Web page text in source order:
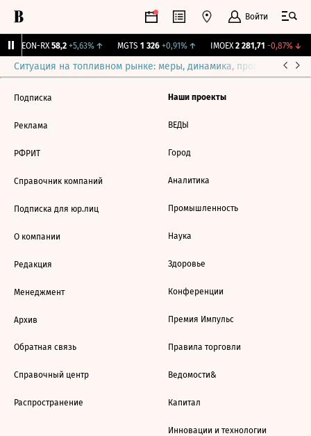
Войти
VEON-RX 58,2 +5,63%↑ MGTS 1 326 +0,91%↑ IMOEX 2 281,71 -0,87%↓
Ситуация на топливном рынке: меры, динамика, прогнозы
Подписка
Реклама
РФРИТ
Справочник компаний
Подписка для юр.лиц
О компании
Редакция
Менеджмент
Архив
Обратная связь
Справочный центр
Распространение
Наши проекты
ВЕДЫ
Город
Аналитика
Промышленность
Наука
Здоровье
Конференции
Премия Импульс
Правила торговли
Ведомости&
Капитал
Инновации и технологии